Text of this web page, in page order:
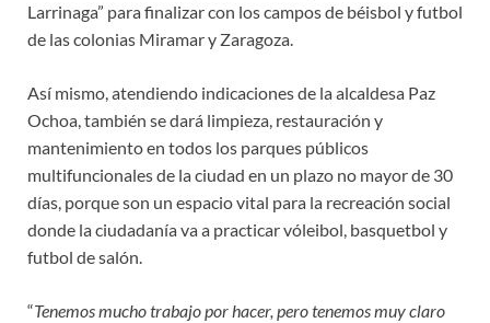
Larrinaga” para finalizar con los campos de béisbol y futbol
de las colonias Miramar y Zaragoza.
Así mismo, atendiendo indicaciones de la alcaldesa Paz
Ochoa, también se dará limpieza, restauración y
mantenimiento en todos los parques públicos
multifuncionales de la ciudad en un plazo no mayor de 30
días, porque son un espacio vital para la recreación social
donde la ciudadanía va a practicar vóleibol, basquetbol y
futbol de salón.
“Tenemos mucho trabajo por hacer, pero tenemos muy claro